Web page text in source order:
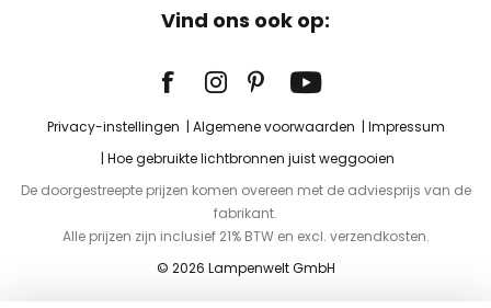
Vind ons ook op:
Privacy-instellingen Algemene voorwaarden
Impressum
Hoe gebruikte lichtbronnen juist weggooien
De doorgestreepte prijzen komen overeen met de adviesprijs van de
fabrikant.
Alle prijzen zijn inclusief 21% BTW en excl. verzendkosten.
© 2026 Lampenwelt GmbH